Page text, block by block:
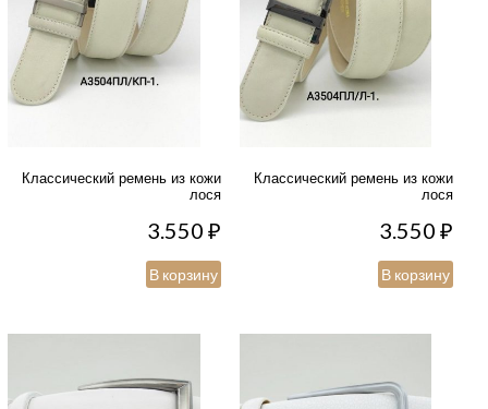
Классический ремень из кожи
лося
3.550₽
В корзину
Классический ремень из кожи
лося
3.550₽
В корзину